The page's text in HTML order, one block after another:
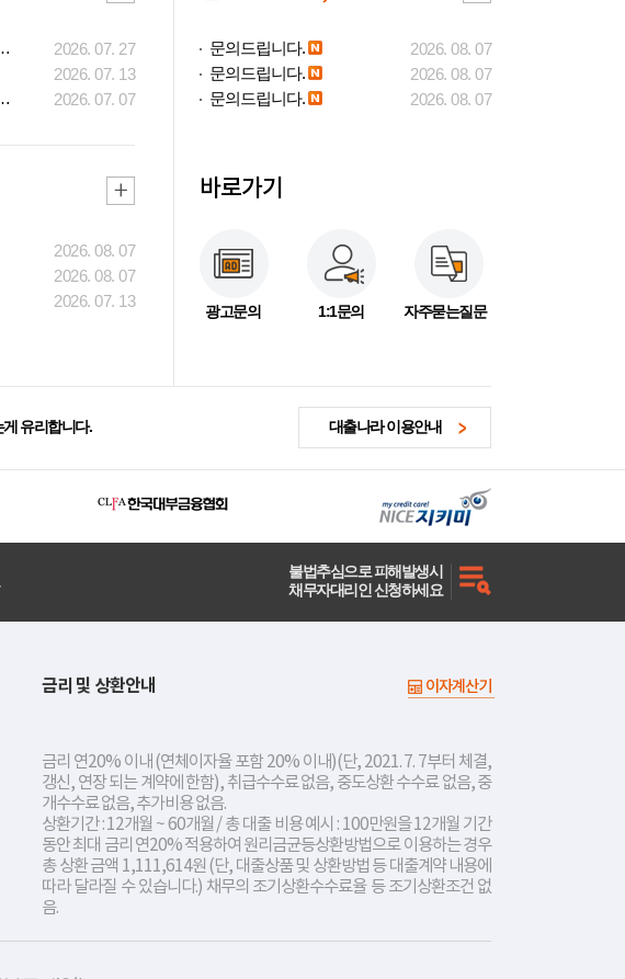
도 '매출·성장성 데이터..
2026. 07. 27
2026. 07. 13
은행, 하반기 잔금대출..
2026. 07. 07
2026. 08. 07
2026. 08. 07
2026. 07. 13
문의드립니다.
2026. 08. 07
문의드립니다.
2026. 08. 07
문의드립니다.
2026. 08. 07
바로가기
광고문의 1:1문의 자주묻는질문
유리합니다. 대출나라 이용안내
불법추심으로 피해발생시
채무자대리인 신청하세요
금리 및 상환안내 이자계산기
금리 연20% 이내 (연체이자율 포함 20% 이내)(단, 2021. 7. 7부터 체결,
갱신, 연장 되는 계약에 한함), 취급수수료 없음, 중도상환 수수료 없음, 중
개수수료 없음, 추가비용 없음.
상환기간 : 12개월 ~ 60개월 / 총 대출 비용 예시 : 100만원을 12개월 기간
동안 최대 금리 연20% 적용하여 원리금균등상환방법으로 이용하는 경우
총 상환 금액 1,111,614원 (단, 대출상품 및 상환방법 등 대출계약 내용에
따라 달라질 수 있습니다.) 채무의 조기상환수수료율 등 조기상환조건 없
음.